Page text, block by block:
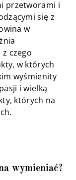
przetworami i
się z
w
czego
w których
wyśmienity
i wielką
których na
wymieniać?